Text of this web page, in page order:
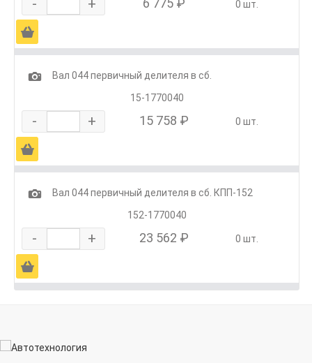
- + 6 775 ₽ 0 шт.
Ä
1
Вал 044 первичный делителя в сб.
15-1770040
- + 15 758 ₽ 0 шт.
Ä
1
Вал 044 первичный делителя в сб. КПП-152
152-1770040
- + 23 562 ₽ 0 шт.
Ä